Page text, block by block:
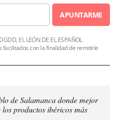
APUNTARME
EL LEÓN DE EL ESPAÑOL
facilitados con la finalidad de remitirle
de Salamanca donde mejor
los productos ibéricos más